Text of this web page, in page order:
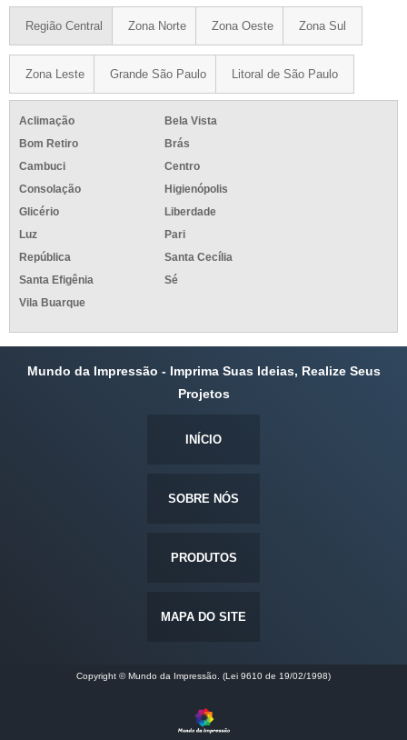
Região Central Zona Norte Zona Oeste Zona Sul
Zona Leste Grande São Paulo Litoral de São Paulo
Aclimação
Bela Vista
Bom Retiro
Brás
Cambuci
Centro
Consolação
Higienópolis
Glicério
Liberdade
Luz
Pari
República
Santa Cecília
Santa Efigênia
Sé
Vila Buarque
Mundo da Impressão - Imprima Suas Ideias, Realize Seus
Projetos
INÍCIO
SOBRE NÓS
PRODUTOS
MAPA DO SITE
Copyright © Mundo da Impressão. (Lei 9610 de 19/02/1998)